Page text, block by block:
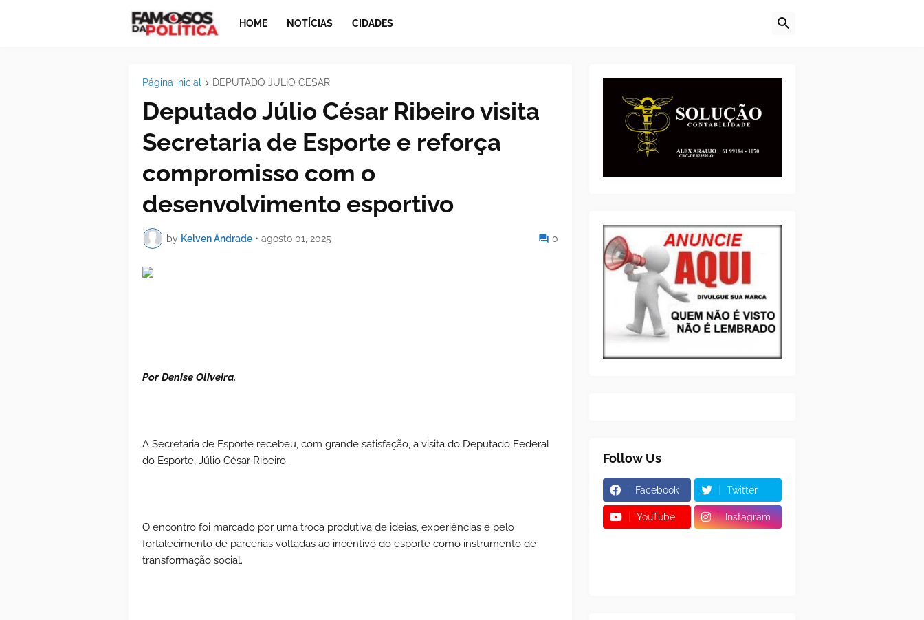
HOME NOTÍCIAS CIDADES
Página inicial DEPUTADO JULIO CESAR
Deputado Júlio César Ribeiro visita
Secretaria de Esporte e reforça
compromisso com o
desenvolvimento esportivo
by Kelven Andrade • agosto 01, 2025 0
Por Denise Oliveira.
A Secretaria de Esporte recebeu, com grande satisfação, a visita do Deputado Federal
do Esporte, Júlio César Ribeiro.
O encontro foi marcado por uma troca produtiva de ideias, experiências e pelo
fortalecimento de parcerias voltadas ao incentivo do esporte como instrumento de
transformação social.
Follow Us
Facebook Twitter
YouTube Instagram